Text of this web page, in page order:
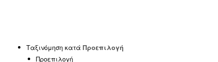
Κατηγορίες προϊόντων-
Ταξινόμηση κατά Προεπιλογή
Προεπιλογή